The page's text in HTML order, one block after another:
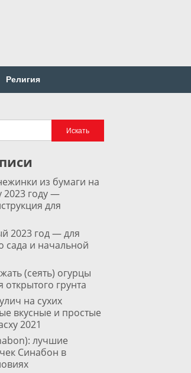
Религия
из бумаги на
2023 году —
для
2023 год — для
сада и начальной
(сеять) огурцы
открытого грунта
на сухих
вкусные и простые
2021
лучшие
Синабон в